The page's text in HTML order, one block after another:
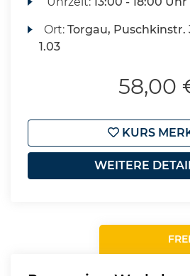
Ort:Torgau, Puschkinstr.
1.03
58,00
KURS
WEITERE